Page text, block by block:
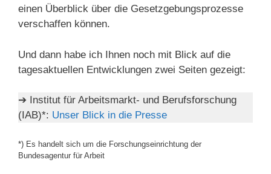
einen Überblick über die Gesetzgebungsprozesse
verschaffen können.
Und dann habe ich Ihnen noch mit Blick auf die
tagesaktuellen Entwicklungen zwei Seiten gezeigt:
➔ Institut für Arbeitsmarkt- und Berufsforschung
(IAB)*: Unser Blick in die Presse
*) Es handelt sich um die Forschungseinrichtung der
Bundesagentur für Arbeit